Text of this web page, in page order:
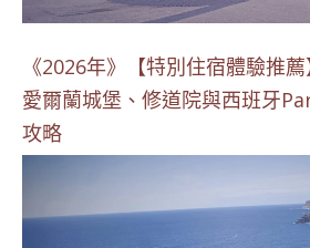
《2026年》【特別住宿體驗推
愛爾蘭城堡、修道院與西班牙
攻略